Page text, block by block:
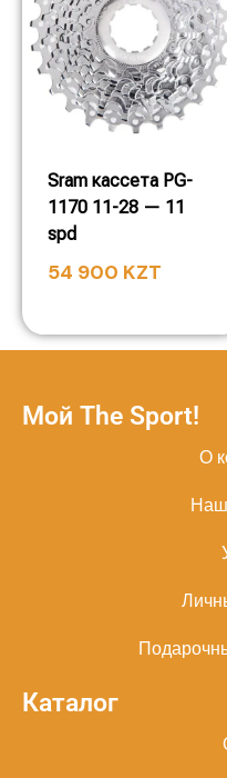
Sram кассета PG-
1170 11-28 — 11
spd
54 900 KZT
Мой The Sport!
О
Каталог